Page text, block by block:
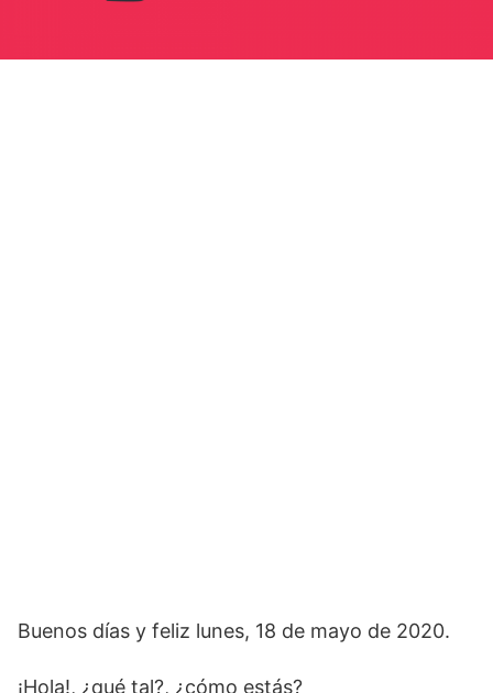
Buenos días y feliz lunes, 18 de mayo de 2020.
¡Hola!, ¿qué tal?, ¿cómo estás?